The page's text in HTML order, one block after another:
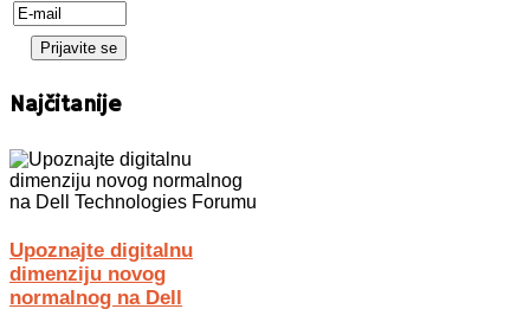
Najčitanije
Upoznajte digitalnu
dimenziju novog
normalnog na Dell